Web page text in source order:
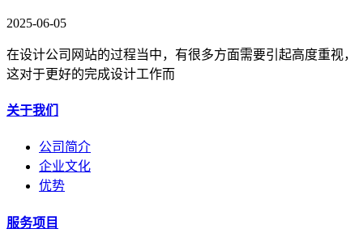
2025-06-05
在设计公司网站的过程当中，有很多方面需要引起高度重视，
这对于更好的完成设计工作而
关于我们
公司简介
企业文化
优势
服务项目